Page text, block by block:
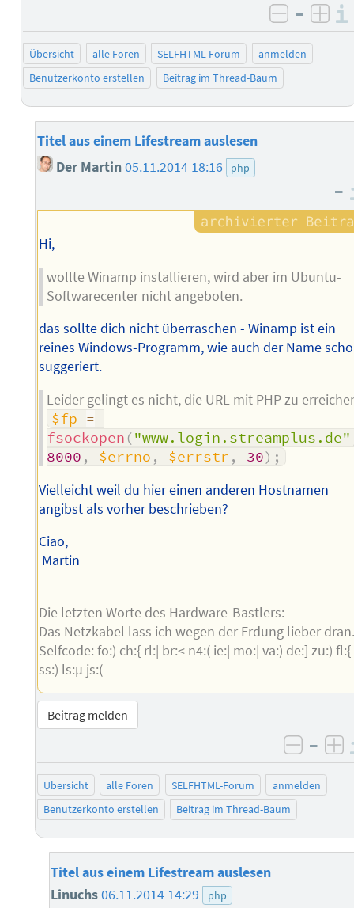
negativ
–
Übersicht alle Foren SELFHTML-Forum
anmelden
Benutzerkonto erstellen
Beitrag im Thread-Baum
Titel aus einem Lifestream auslesen
Der Martin05.11.2014 18:16 php
–
Hi,
wollte Winamp installieren, wird aber im Ubuntu-
Softwarecenter nicht angeboten.
das sollte dich nicht überraschen - Winamp ist ein
reines Windows-Programm, wie auch der Name
suggeriert.
Leider gelingt es nicht, die URL mit PHP zu
$fp =
fsockopen ("www.login.streamplus.de"
8000 , $errno , $errstr , 30) ;
Vielleicht weil du hier einen anderen Hostnamen
angibst als vorher beschrieben?
Ciao,
Martin
--
Die letzten Worte des Hardware-Bastlers:
Das Netzkabel lass ich wegen der Erdung lieber
Selfcode: fo:) ch:{ rl:| br:< n4:( ie:| mo:| va:) de:] zu:) fl:{
ss:) ls:µ js:(
Beitrag melden
–
Übersicht alle Foren SELFHTML-Forum
anmelden
Benutzerkonto erstellen
Beitrag im Thread-Baum
Titel aus einem Lifestream auslesen
Linuchs06.11.2014 14:29 php